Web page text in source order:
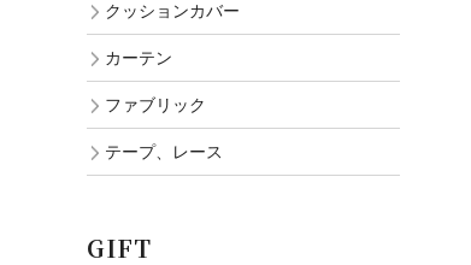
クッションカバー
カーテン
ファブリック
テープ、レース
GIFT